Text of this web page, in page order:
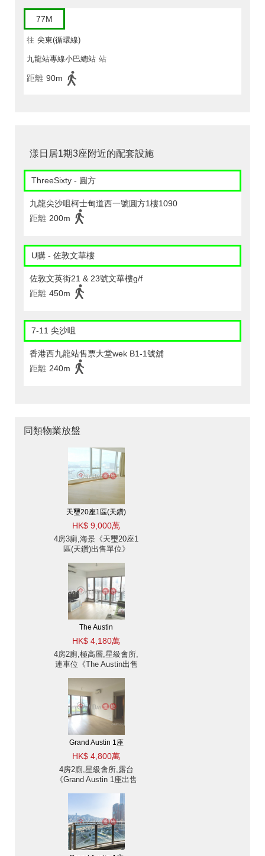
77M
往 尖東(循環線)
九龍站專線小巴總站 站
距離 90m
漾日居1期3座附近的配套設施
ThreeSixty - 圓方
九龍尖沙咀柯士甸道西一號圓方1樓1090
距離 200m
U購 - 佐敦文華樓
佐敦文英街21 & 23號文華樓g/f
距離 450m
7-11 尖沙咀
香港西九龍站售票大堂wek B1-1號舖
距離 240m
同類物業放盤
天璽20座1區(天鑽)
HK$ 9,000萬
4房3廁,海景《天璽20座1
區(天鑽)出售單位》
The Austin
HK$ 4,180萬
4房2廁,極高層,星級會所,
連車位《The Austin出售
Grand Austin 1座
HK$ 4,800萬
4房2廁,星級會所,露台
《Grand Austin 1座出售